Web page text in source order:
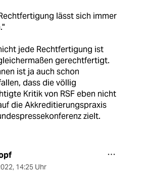
lässt sich immer
jede Rechtfertigung ist
gerechtfertigt.
ist ja auch schon
dass die völlig
Kritik von RSF eben nicht
die Akkreditierungspraxis
zielt.
, 14:25 Uhr